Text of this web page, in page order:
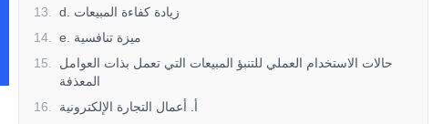
13
d. زيادة كفاءة المبيعات
14
e. ميزة تنافسية
15
حالات الاستخدام العملي للتنبؤ المبيعات التي تعمل بذات العوامل
المعذفة
16
أ. أعمال التجارة الإلكترونية